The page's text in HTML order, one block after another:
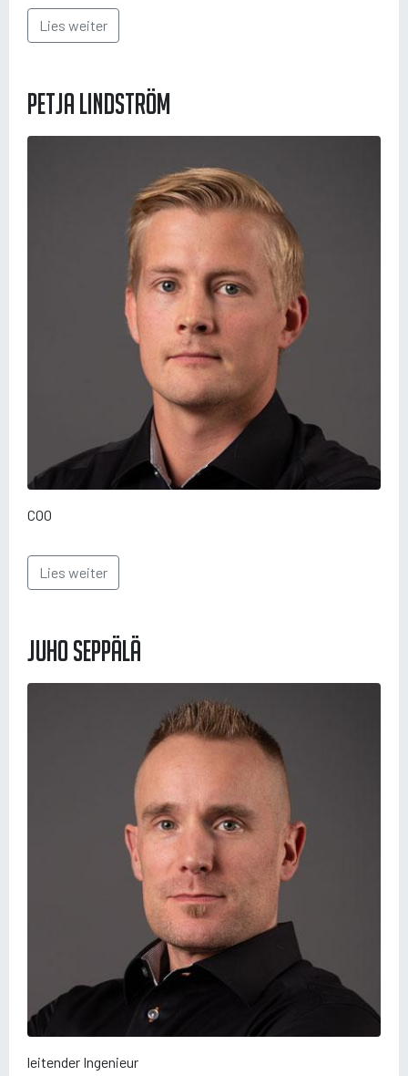
Lies weiter
Petja Lindström
COO
Lies weiter
Juho Seppälä
leitender Ingenieur